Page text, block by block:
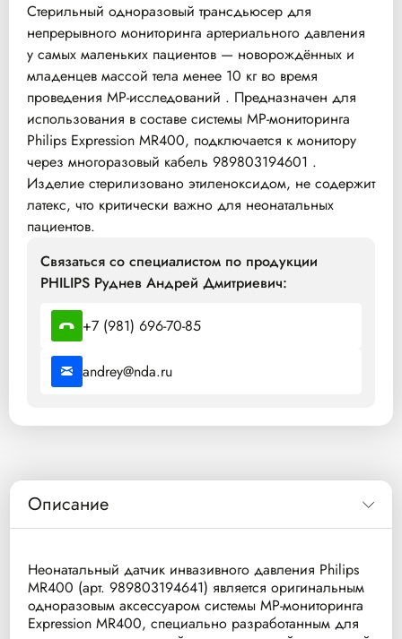
Стерильный одноразовый трансдьюсер для
непрерывного мониторинга артериального давления
у самых маленьких пациентов — новорождённых и
младенцев массой тела менее 10 кг во время
проведения МР-исследований . Предназначен для
использования в составе системы МР-мониторинга
Philips Expression MR400, подключается к монитору
через многоразовый кабель 989803194601 .
Изделие стерилизовано этиленоксидом, не содержит
латекс, что критически важно для неонатальных
пациентов.
Связаться со специалистом по продукции
PHILIPS Руднев Андрей Дмитриевич:
+7 (981) 696-70-85
andrey@nda.ru
Описание
Неонатальный датчик инвазивного давления Philips
MR400 (арт. 989803194641) является оригинальным
одноразовым аксессуаром системы МР-мониторинга
Expression MR400, специально разработанным для